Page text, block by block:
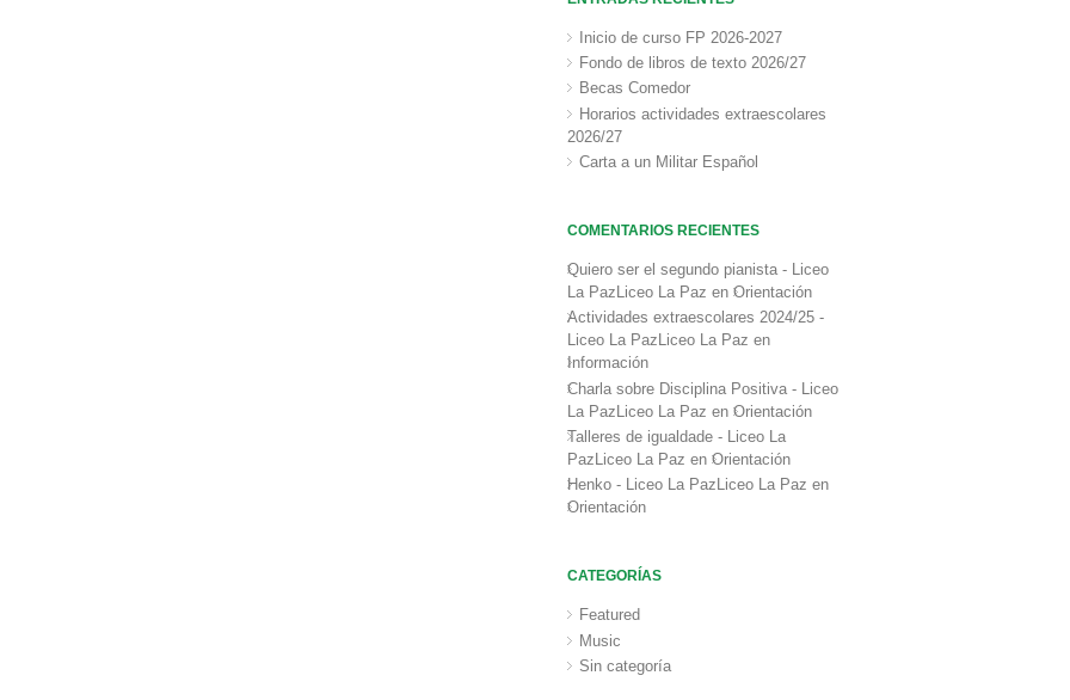
Inicio de curso FP 2026-2027
Fondo de libros de texto 2026/27
Becas Comedor
Horarios actividades extraescolares
2026/27
Carta a un Militar Español
COMENTARIOS RECIENTES
Quiero ser el segundo pianista - Liceo
La PazLiceo La Paz en Orientación
Actividades extraescolares 2024/25 -
Liceo La PazLiceo La Paz en
Información
Charla sobre Disciplina Positiva - Liceo
La PazLiceo La Paz en Orientación
Talleres de igualdade - Liceo La
PazLiceo La Paz en Orientación
Henko - Liceo La PazLiceo La Paz en
Orientación
CATEGORÍAS
Featured
Music
Sin categoría